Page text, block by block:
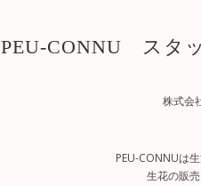
PEU-CONNU スタ
株式会
PEU-CONNUは
生花の販